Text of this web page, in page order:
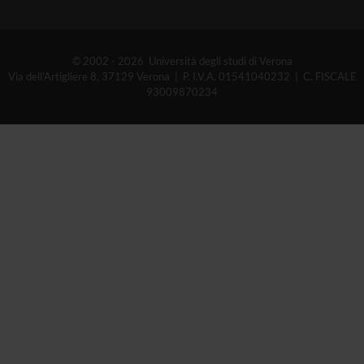
© 2002 - 2026 Università degli studi di Verona
Via dell'Artigliere 8, 37129 Verona | P. I.V.A. 01541040232 | C. FISCALE
93009870234